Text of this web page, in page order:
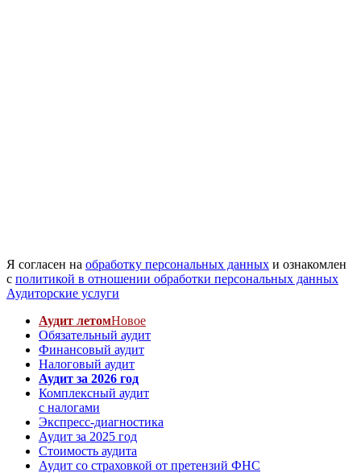
Я согласен на обработку персональных данных и ознакомлен
с политикой в отношении обработки персональных данных
Аудиторские услуги
Аудит летомНовое
Обязательный аудит
Финансовый аудит
Налоговый аудит
Аудит за 2026 год
Комплексный аудит
с налогами
Экспресс-диагностика
Аудит за 2025 год
Стоимость аудита
Аудит со страховкой от претензий ФНС